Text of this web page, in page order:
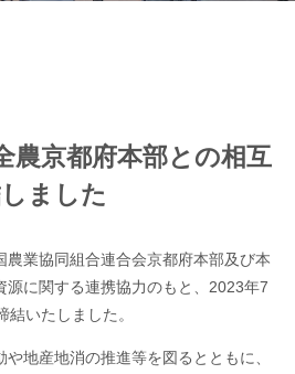
農京都府本部との相互
ました
農業協同組合連合会京都府本部及び本
に関する連携協力のもと、 2023年7
結いたしました。
地産地消の推進等を図るとともに、